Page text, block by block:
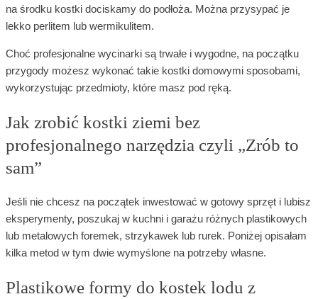
na środku kostki dociskamy do podłoża. Można przysypać je
lekko perlitem lub wermikulitem.
Choć profesjonalne wycinarki są trwałe i wygodne, na początku
przygody możesz wykonać takie kostki domowymi sposobami,
wykorzystując przedmioty, które masz pod ręką.
Jak zrobić kostki ziemi bez
profesjonalnego narzędzia czyli „Zrób to
sam”
Jeśli nie chcesz na początek inwestować w gotowy sprzęt i lubisz
eksperymenty, poszukaj w kuchni i garażu różnych plastikowych
lub metalowych foremek, strzykawek lub rurek. Poniżej opisałam
kilka metod w tym dwie wymyślone na potrzeby własne.
Plastikowe formy do kostek lodu z